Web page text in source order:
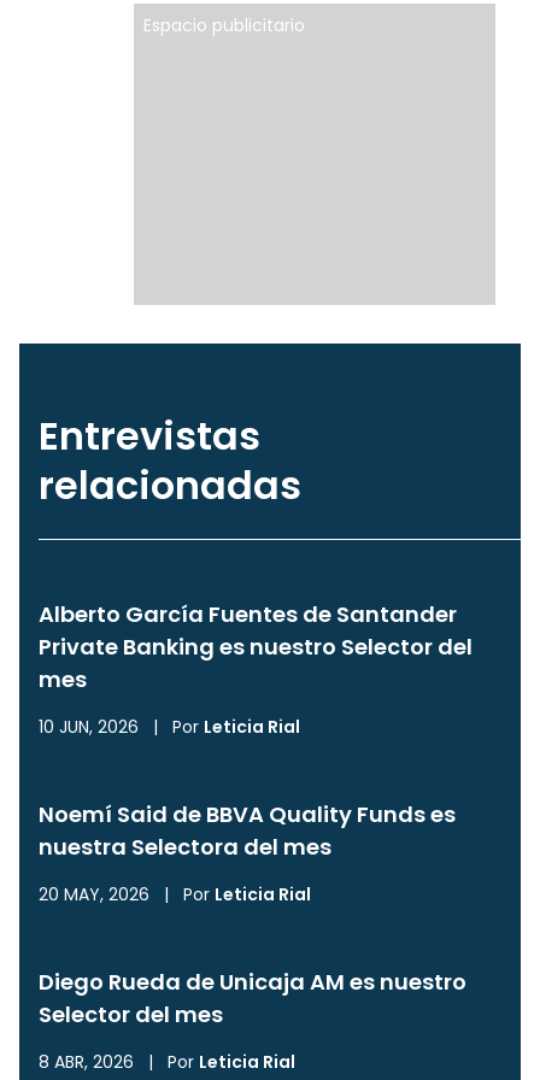
Espacio publicitario
Entrevistas
relacionadas
Alberto García Fuentes de Santander
Private Banking es nuestro Selector del
mes
10 JUN, 2026 | Por Leticia Rial
Noemí Said de BBVA Quality Funds es
nuestra Selectora del mes
20 MAY, 2026 | Por Leticia Rial
Diego Rueda de Unicaja AM es nuestro
Selector del mes
8 ABR, 2026 | Por Leticia Rial